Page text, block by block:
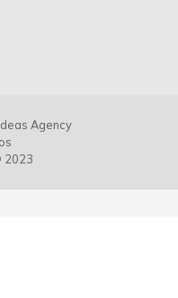
Agency
2023